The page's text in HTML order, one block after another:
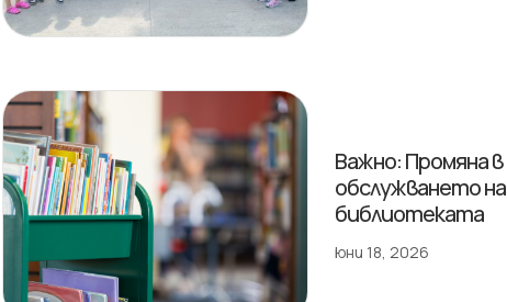
Важно: Промяна в
обслужването на
библиотеката
юни 18, 2026